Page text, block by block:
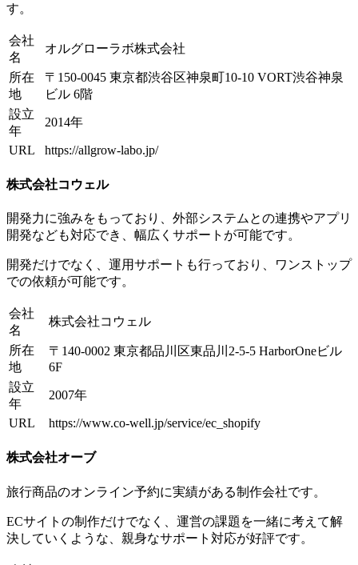
す。
会社
名
オルグローラボ株式会社
所在
地
〒150-0045 東京都渋谷区神泉町10-10 VORT渋谷神泉
ビル 6階
設立
年
2014年
URL https://allgrow-labo.jp/
株式会社コウェル
開発力に強みをもっており、外部システムとの連携やアプリ
開発なども対応でき、幅広くサポートが可能です。
開発だけでなく、運用サポートも行っており、ワンストップ
での依頼が可能です。
会社
名
株式会社コウェル
所在
地
〒140-0002 東京都品川区東品川2-5-5 HarborOneビル
6F
設立
年
2007年
URL https://www.co-well.jp/service/ec_shopify
株式会社オーブ
旅行商品のオンライン予約に実績がある制作会社です。
ECサイトの制作だけでなく、運営の課題を一緒に考えて解
決していくような、親身なサポート対応が好評です。